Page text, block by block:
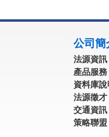
公司簡
法源資訊
產品服務
資料庫說
法源徵才
交通資訊
策略聯盟